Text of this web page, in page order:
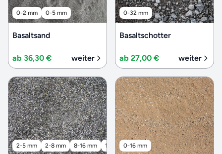
0-2 mm 0-5 mm
Basaltsand
ab 36,30 € weiter
0-32 mm
Basaltschotter
ab 27,00 € weiter
2-5 mm 2-8 mm 8-16 mm 16-32 mm 32-56 mm
0-16 mm